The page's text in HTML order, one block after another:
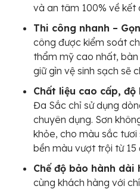
và an tâm 100% về kết
Thi công nhanh –
công được kiểm soát
thẩm mỹ cao nhất,
giữ gìn vệ sinh sạch sẽ
Chất liệu cao cấp,
Đa Sắc chỉ sử dụng
chuyên dụng. Sơn
khỏe, cho màu sắc
bền màu vượt trội từ 15
Chế độ bảo hành dài
cùng khách hàng với